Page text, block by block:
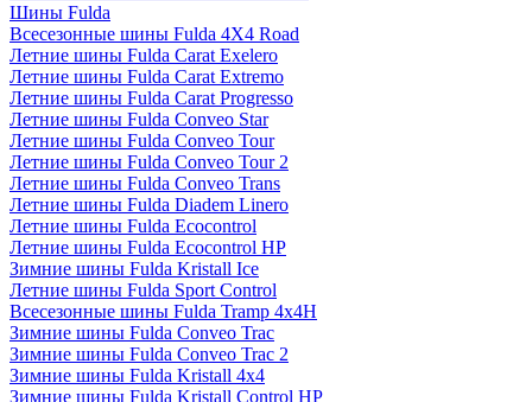
Шины Fulda
Всесезонные шины Fulda 4X4 Road
Летние шины Fulda Carat Exelero
Летние шины Fulda Carat Extremo
Летние шины Fulda Carat Progresso
Летние шины Fulda Conveo Star
Летние шины Fulda Conveo Tour
Летние шины Fulda Conveo Tour 2
Летние шины Fulda Conveo Trans
Летние шины Fulda Diadem Linero
Летние шины Fulda Ecocontrol
Летние шины Fulda Ecocontrol HP
Зимние шины Fulda Kristall Ice
Летние шины Fulda Sport Control
Всесезонные шины Fulda Tramp 4x4H
Зимние шины Fulda Conveo Trac
Зимние шины Fulda Conveo Trac 2
Зимние шины Fulda Kristall 4x4
Зимние шины Fulda Kristall Control HP